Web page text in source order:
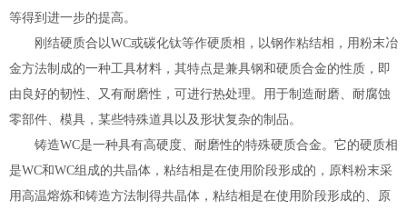
等得到进一步的提高。
刚结硬质合以WC或碳化钛等作硬质相，以钢作粘结相，用粉末冶
金方法制成的一种工具材料，其特点是兼具钢和硬质合金的性质，即
由良好的韧性、又有耐磨性，可进行热处理。用于制造耐磨、耐腐蚀
零部件、模具，某些特殊道具以及形状复杂的制品。
铸造WC是一种具有高硬度、耐磨性的特殊硬质合金。它的硬质相
是WC和WC组成的共晶体，粘结相是在使用阶段形成的，原料粉末采
用高温熔炼和铸造方法制得共晶体，粘结相是在使用阶段形成的、原